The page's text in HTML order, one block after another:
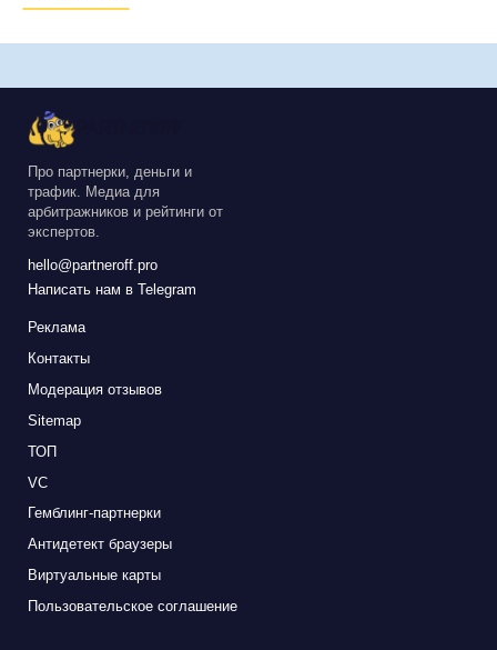
Про партнерки, деньги и
трафик. Медиа для
арбитражников и рейтинги от
экспертов.
hello@partneroff.pro
Написать нам в Telegram
Реклама
Контакты
Модерация отзывов
Sitemap
ТОП
VC
Гемблинг-партнерки
Антидетект браузеры
Виртуальные карты
Пользовательское соглашение